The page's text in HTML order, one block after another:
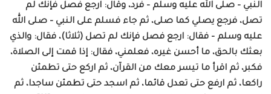
النبي – صلى الله عليه وسلم – فرد، وقال: ارجع فصل فإنك لم
تصل، فرجع يصلي كما صلى، ثم جاء فسلم على النبي – صلى الله
عليه وسلم – فقال: ارجع فصل فإنك لم تصل (ثلاثا)، فقال: والذي
بعثك بالحق، ما أحسن غيره، فعلمني، فقال: إذا قمت إلى الصلاة،
فكبر، ثم اقرأ ما تيسر معك من القرآن، ثم اركع حتى تطمئن
راكعا، ثم ارفع حتى تعدل قائما، ثم اسجد حتى تطمئن ساجدا، ثم